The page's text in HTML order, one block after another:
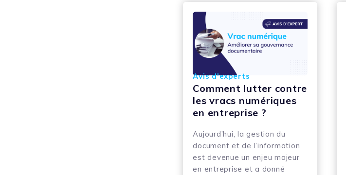
Avis d'experts
Comment lutter contre
les vracs numériques
en entreprise ?
Aujourd’hui, la gestion du
document et de l’information
est devenue un enjeu majeur
en entreprise et a donné